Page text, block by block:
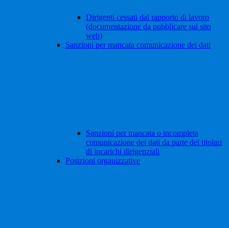
Dirigenti cessati dal rapporto di lavoro
(documentazione da pubblicare sul sito
web)
Sanzioni per mancata comunicazione dei dati
Sanzioni per mancata o incompleta
comunicazione dei dati da parte dei titolari
di incarichi dirigenziali
Posizioni organizzative